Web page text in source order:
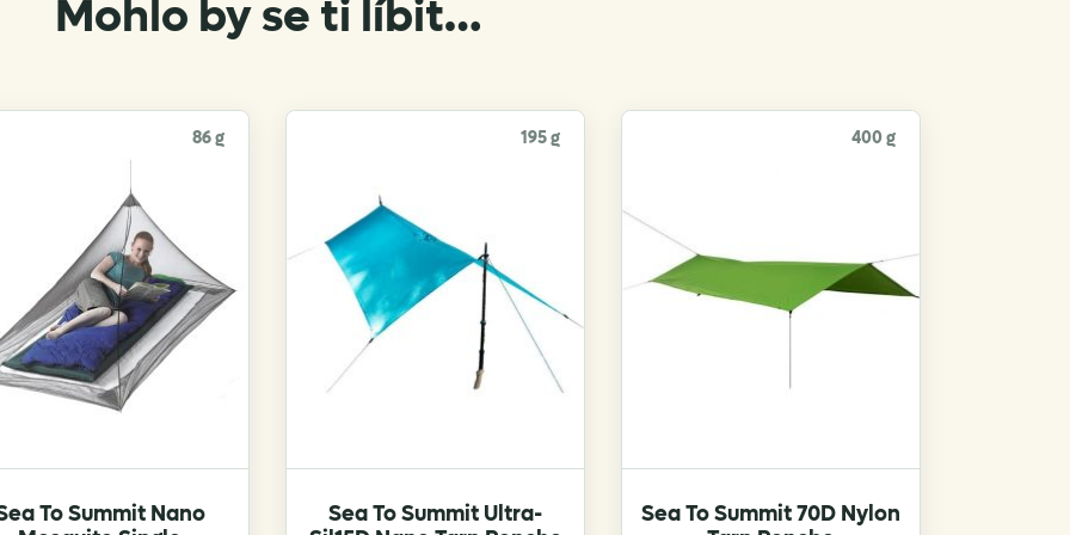
Mohlo by se ti líbit…
86 g
To Summit Nano
195 g
Sea To Summit Ultra-
400 g
Sea To Summit 70D Nylon